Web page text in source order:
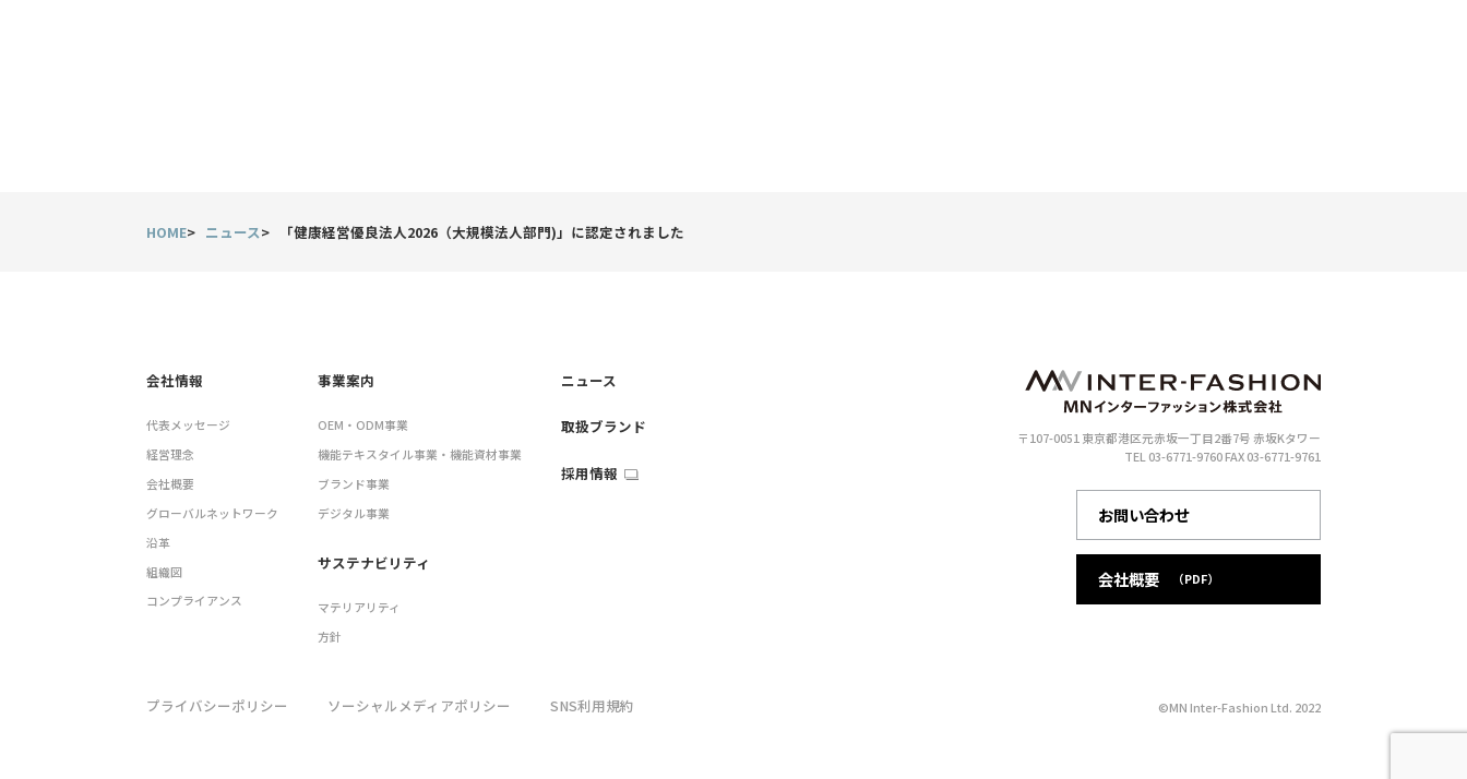
HOME ニュース 「健康経営優良法人2026（大規模法人部門)」に認定されました
会社情報
代表メッセージ
経営理念
会社概要
グローバルネットワーク
沿革
組織図
コンプライアンス
事業案内
OEM・ODM事業
機能テキスタイル事業・機能資材事業
ブランド事業
デジタル事業
サステナビリティ
マテリアリティ
方針
ニュース
取扱ブランド
採用情報
〒107-0051 東京都港区元赤坂一丁目2番7号 赤坂Kタワー
TEL 03-6771-9760 FAX 03-6771-9761
お問い合わせ
会社概要 （PDF）
プライバシーポリシー ソーシャルメディアポリシー SNS利用規約 ©MN Inter-Fashion Ltd. 2022